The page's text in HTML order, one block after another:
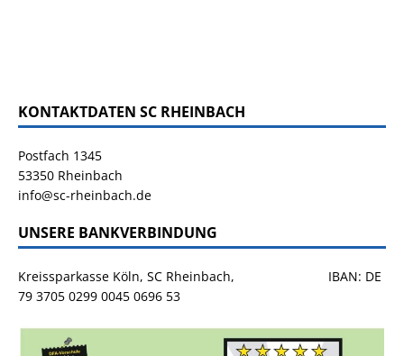
KONTAKTDATEN SC RHEINBACH
Postfach 1345
53350 Rheinbach
info@sc-rheinbach.de
UNSERE BANKVERBINDUNG
Kreissparkasse Köln, SC Rheinbach, IBAN: DE
79 3705 0299 0045 0696 53